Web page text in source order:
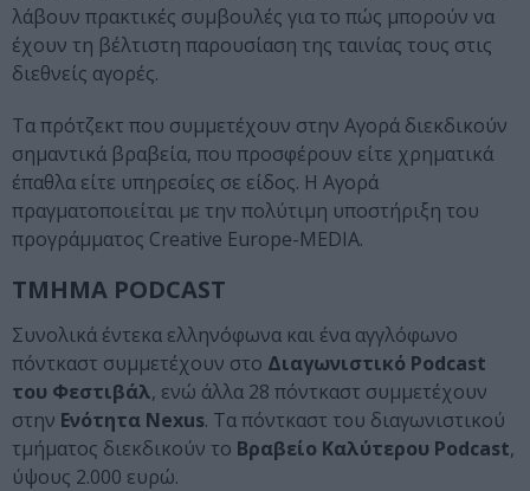
λάβουν πρακτικές συμβουλές για το πώς μπορούν να
έχουν τη βέλτιστη παρουσίαση της ταινίας τους στις
διεθνείς αγορές.
Τα πρότζεκτ που συμμετέχουν στην Αγορά διεκδικούν
σημαντικά βραβεία, που προσφέρουν είτε χρηματικά
έπαθλα είτε υπηρεσίες σε είδος. Η Αγορά
πραγματοποιείται με την πολύτιμη υποστήριξη του
προγράμματος Creative Europe-MEDIA.
ΤΜΗΜΑ PODCAST
Συνολικά έντεκα ελληνόφωνα και ένα αγγλόφωνο
πόντκαστ συμμετέχουν στο Διαγωνιστικό Podcast
του Φεστιβάλ, ενώ άλλα 28 πόντκαστ συμμετέχουν
στην Ενότητα Nexus. Τα πόντκαστ του διαγωνιστικού
τμήματος διεκδικούν το Βραβείο Καλύτερου Podcast,
ύψους 2.000 ευρώ.